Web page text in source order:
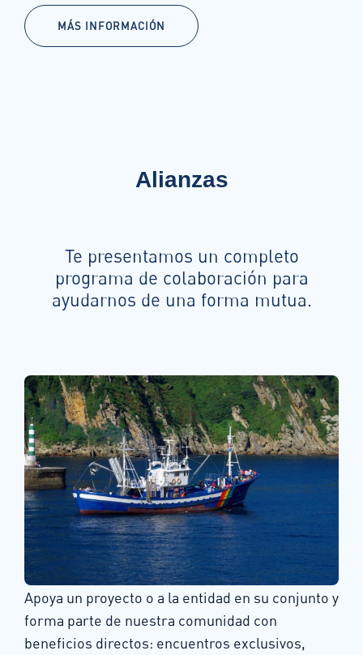
MÁS INFORMACIÓN
Alianzas
Te presentamos un completo
programa de colaboración para
ayudarnos de una forma mutua.
Apoya un proyecto o a la entidad en su conjunto y
forma parte de nuestra comunidad con
beneficios directos: encuentros exclusivos,